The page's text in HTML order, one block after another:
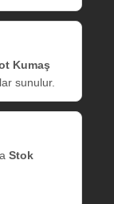
Kumaş
sunulur.
Stok